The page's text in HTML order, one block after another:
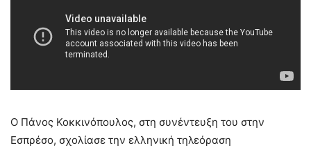
Ο Πάνος Κοκκινόπουλος, στη συνέντευξη του στην
Εσπρέσο, σχολίασε την ελληνική τηλεόραση